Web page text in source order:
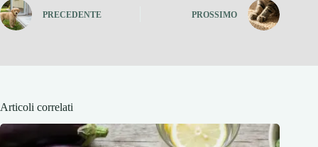
PRECEDENTE PROSSIMO
Articoli correlati